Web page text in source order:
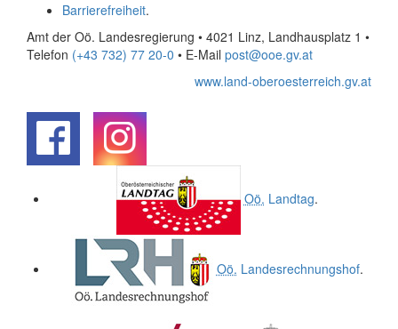
Barrierefreiheit.
Amt der Oö. Landesregierung • 4021 Linz, Landhausplatz 1 •
Telefon (+43 732) 77 20-0 • E-Mail post@ooe.gv.at
www.land-oberoesterreich.gv.at
Oö. Landtag.
Oö. Landesrechnungshof.